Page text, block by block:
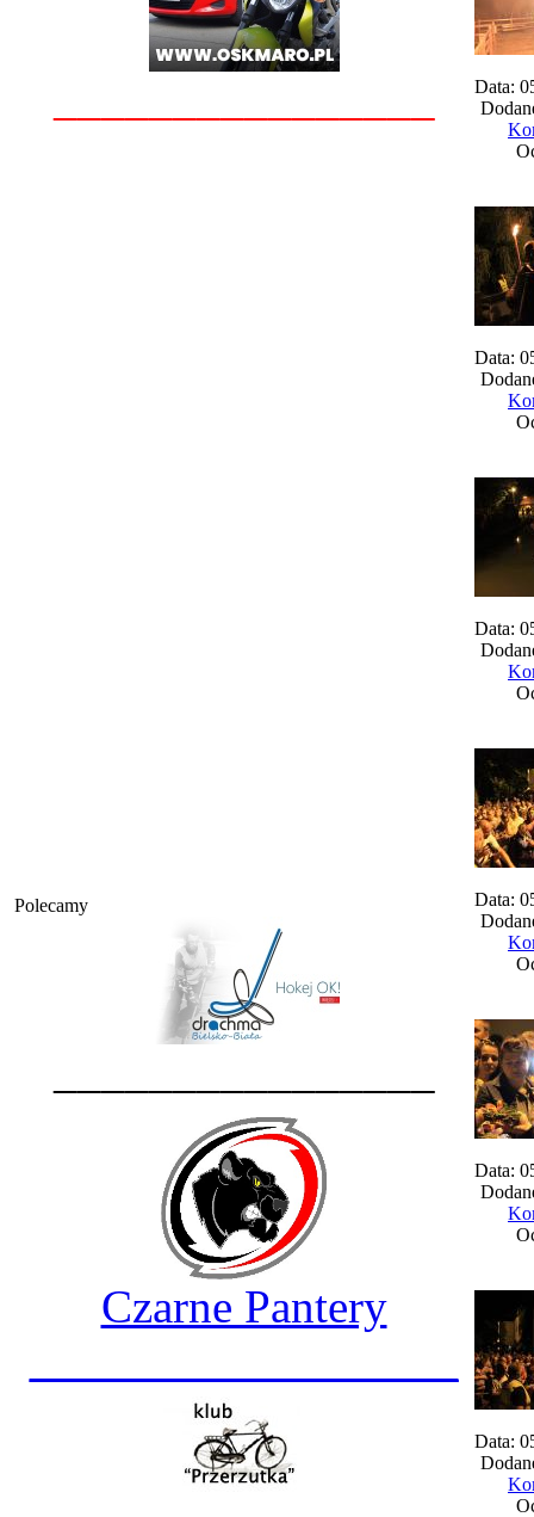
Polecamy
Czarne Pantery
Data:
Data:
Data:
Data:
Data:
Data: